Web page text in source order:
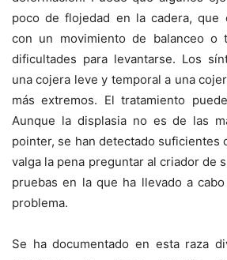
poco de flojedad en la cadera, que
con un movimiento de balanceo o
dificultades para levantarse. Los
una cojera leve y temporal a una
más extremos. El tratamiento
Aunque la displasia no es de las
pointer, se han detectado suficientes
valga la pena preguntar al criador de
pruebas en la que ha llevado a
problema.
Se ha documentado en esta raza